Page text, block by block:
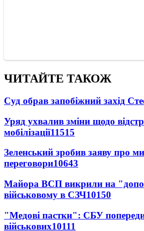
ЧИТАЙТЕ ТАКОЖ
Суд обрав запобіжний захід
Уряд ухвалив зміни щодо
мобілізації11515
Зеленський зробив заяву про
переговори10643
Майора ВСП викрили на
військовому в СЗЧ10150
"Медові пастки": СБУ
військових10111